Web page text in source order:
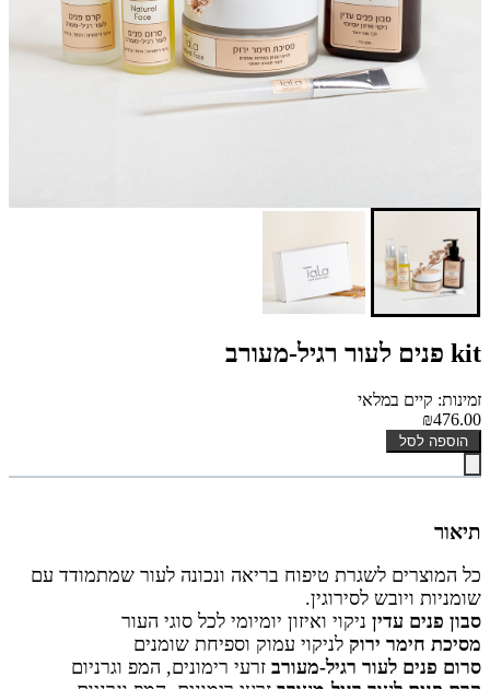
kit פנים לעור רגיל-מעורב
זמינות: קיים במלאי
₪476.00
הוספה לסל
תיאור
כל המוצרים לשגרת טיפוח בריאה ונכונה לעור שמתמודד עם
שומניות ויובש לסירוגין.
סבון פנים עדין ניקוי ואיזון יומיומי לכל סוגי העור
מסיכת חימר ירוק לניקוי עמוק וספיחת שומנים
סרום פנים לעור רגיל-מעורב זרעי רימונים, המפ וגרניום